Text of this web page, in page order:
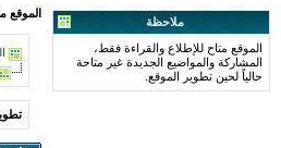
ملاحظة
الموقع متاح للإطلاع والقراءة فقط،
المشاركة والمواضيع الجديدة غير متاحة
حالياً لحين تطوير الموقع.
الموقع